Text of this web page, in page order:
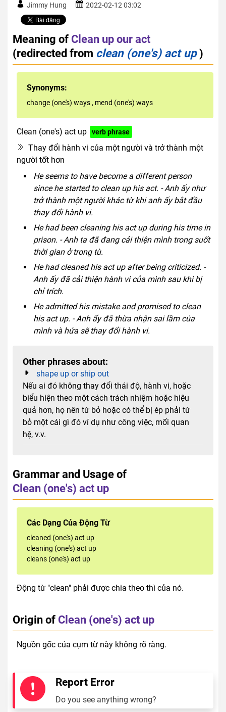
Jimmy Hung 2022-02-12 03:02
Meaning of Clean up our act
(redirected from clean (one's) act up)
Synonyms:
change (one's) ways , mend (one's) ways
Clean (one's) act up verb phrase
Thay đổi hành vi của một người và trở thành một
người tốt hơn
He seems to have become a different person
since he started to clean up his act. - Anh ấy như
trở thành một người khác từ khi anh ấy bắt đầu
thay đổi hành vi.
He had been cleaning his act up during his time in
prison. - Anh ta đã đang cải thiện mình trong suốt
thời gian ở trong tù.
He had cleaned his act up after being criticized. -
Anh ấy đã cải thiện hành vi của mình sau khi bị
chỉ trích.
He admitted his mistake and promised to clean
his act up. - Anh ấy đã thừa nhận sai lầm của
mình và hứa sẽ thay đổi hành vi.
Other phrases about:
shape up or ship out
Nếu ai đó không thay đổi thái độ, hành vi, hoặc
biểu hiện theo một cách trách nhiệm hoặc hiệu
quả hơn, họ nên từ bỏ hoặc có thể bị ép phải từ
bỏ một cái gì đó ví dụ như công việc, mối quan
hệ, v.v.
Grammar and Usage of
Clean (one's) act up
Các Dạng Của Động Từ
cleaned (one's) act up
cleaning (one's) act up
cleans (one's) act up
Động từ "clean" phải được chia theo thì của nó.
Origin of Clean (one's) act up
Nguồn gốc của cụm từ này không rõ ràng.
Report Error
Do you see anything wrong?